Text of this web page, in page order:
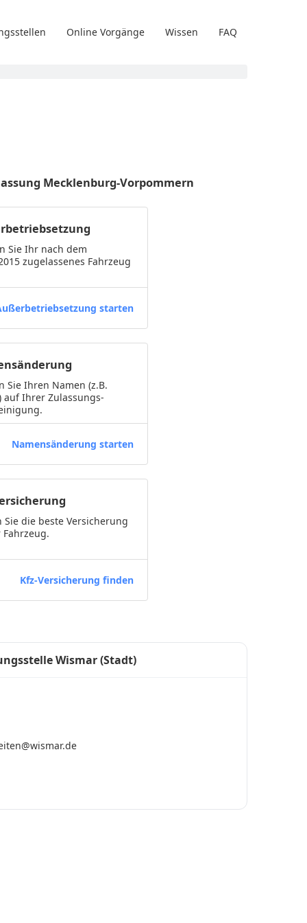
Online Vorgänge Wissen FAQ
Mecklenburg-Vorpommern
Sie Ihr nach dem
zugelassenes Fahrzeug
starten
Sie Ihren Namen (z.B.
auf Ihrer Zulassungs-
Namensänderung starten
Sie die beste Versicherung
Kfz-Versicherung finden
Wismar (Stadt)